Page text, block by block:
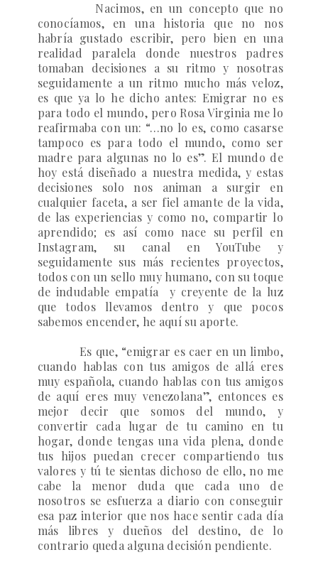
Nacimos, en un concepto que no
conocíamos, en una historia que no nos
habría gustado escribir, pero bien en una
realidad paralela donde nuestros padres
tomaban decisiones a su ritmo y nosotras
seguidamente a un ritmo mucho más veloz,
es que ya lo he dicho antes: Emigrar no es
para todo el mundo, pero Rosa Virginia me lo
reafirmaba con un: “…no lo es, como casarse
tampoco es para todo el mundo, como ser
madre para algunas no lo es”. El mundo de
hoy está diseñado a nuestra medida, y estas
decisiones solo nos animan a surgir en
cualquier faceta, a ser fiel amante de la vida,
de las experiencias y como no, compartir lo
aprendido; es así como nace su perfil en
Instagram, su canal en YouTube y
seguidamente sus más recientes proyectos,
todos con un sello muy humano, con su toque
de indudable empatía
y creyente de la luz
que todos llevamos dentro y que pocos
sabemos encender, he aquí su aporte.
Es que, “emigrar es caer en un limbo,
cuando hablas con tus amigos de allá eres
muy española, cuando hablas con tus amigos
de aquí eres muy venezolana”, entonces es
mejor decir que somos del mundo, y
convertir cada lugar de tu camino en tu
hogar, donde tengas una vida plena, donde
tus hijos puedan crecer compartiendo tus
valores y tú te sientas dichoso de ello, no me
cabe la menor duda que cada uno de
nosotros se esfuerza a diario con conseguir
esa paz interior que nos hace sentir cada día
más libres y dueños del destino, de lo
contrario queda alguna decisión pendiente.